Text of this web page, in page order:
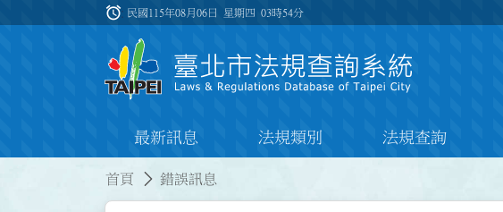
:::
alarm 民國115年08月06日 星期四03時54分
最新訊息 法規類別 法規查詢
首頁 錯誤訊息